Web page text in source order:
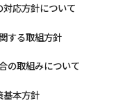
応方針について
する取組方針
の取組みについて
基本方針